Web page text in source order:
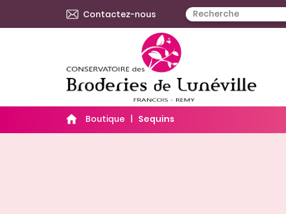
Contactez-nous
Boutique Sequins